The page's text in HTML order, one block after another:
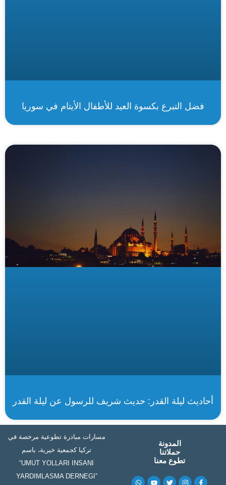
فضل التبرع بكسوة العيد للأطفال الأيتام في سوريا
أحاديث ليلة القدر: حديث شريف للرسول عن ليلة القدر
المدونة
حملاتنا
تطوع معنا
F
I
T
Y
W
مسارات مبادرة تطوعية مرخصة في
تركيا كجمعية خيرية، باسم
“UMUT YOLLARI INSANI
YARDIMLASMA DERNEGI”